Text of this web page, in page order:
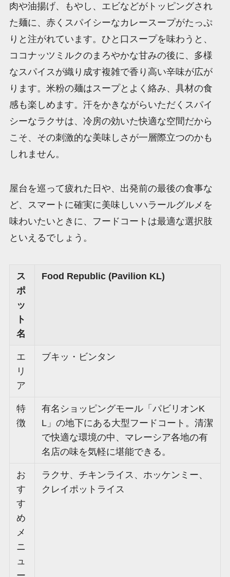
肉や油揚げ、もやし、エビなどがトッピングされ
た麺に、赤くスパイシーなカレースープがたっぷ
りと注がれています。ひと口スープを味わうと、
ココナッツミルクのまろやかな甘みの後に、多様
なスパイスが織り成す複雑で香り高い辛味が広が
ります。米粉の麺はスープとよく絡み、具材の食
感も楽しめます。汗をかきながらいただくスパイ
シーなラクサは、冷房の効いた快適な空間だから
こそ、その刺激的な美味しさが一層際立つのかも
しれません。
屋台を巡って疲れた日や、出発前の最後の食事な
ど、スマートに確実に美味しいハラールグルメを
味わいたいときに、フードコートは最適な選択肢
といえるでしょう。
ス
ポ
ッ
ト
名
Food Republic (Pavilion KL)
エ
リ
ア
ブキッ・ビンタン
特
徴
有名ショッピングモール「パビリオンK
L」の地下にある大型フードコート。清潔
で快適な環境の中、マレーシア各地の有
名店の味を気軽に堪能できる。
お
す
す
め
メ
ニ
ュ
ラクサ、チキンライス、ホッケンミー、
クレイポットライス